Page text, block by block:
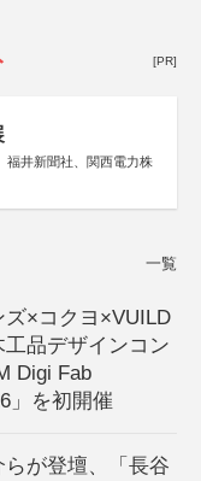
[PR]
福井新聞社、関西電力株
一覧
ズ×コクヨ×VUILD
品デザインコン
Digi Fab
」を初開催
が登壇、「長谷